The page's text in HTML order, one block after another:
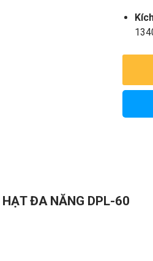
ĐA NĂNG DPL-60